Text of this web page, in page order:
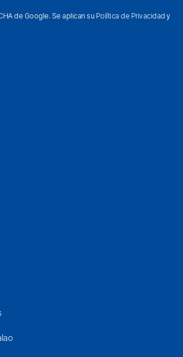
de Google. Se aplican su Política de Privacidad y